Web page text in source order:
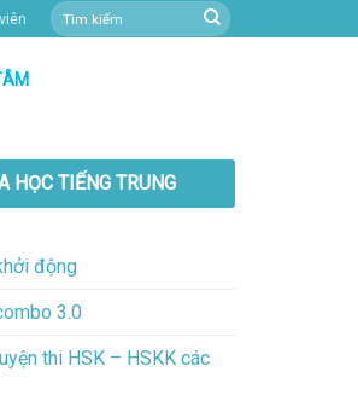
HỌC TIẾNG TRUNG
động
3.0
thi HSK – HSKK các